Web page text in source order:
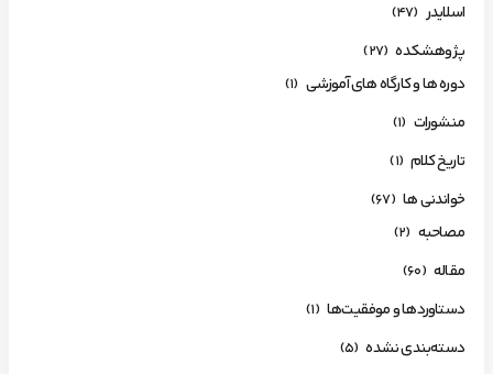
اسلایدر (47)
پژوهشکده (27)
دوره ها و کارگاه های آموزشی (1)
منشورات (1)
تاریخ کلام (1)
خواندنی ها (67)
مصاحبه (2)
مقاله (60)
دستاوردها و موفقیت‌ها (1)
دسته‌بندی نشده (5)